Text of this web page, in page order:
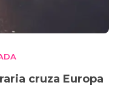
cruza Europa